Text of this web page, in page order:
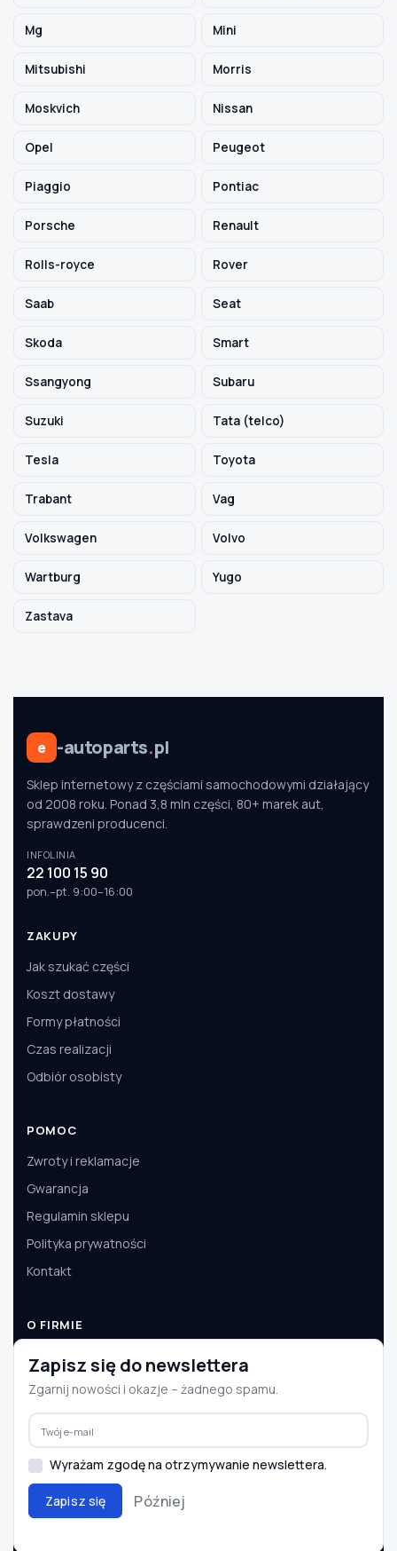
Mg Mini
Mitsubishi Morris
Moskvich Nissan
Opel Peugeot
Piaggio Pontiac
Porsche Renault
Rolls-royce Rover
Saab Seat
Skoda Smart
Ssangyong Subaru
Suzuki Tata (telco)
Tesla Toyota
Trabant Vag
Volkswagen Volvo
Wartburg Yugo
Zastava
e -autoparts.pl
Sklep internetowy z częściami samochodowymi działający
od 2008 roku. Ponad 3,8 mln części, 80+ marek aut,
sprawdzeni producenci.
INFOLINIA
22 100 15 90
pon.–pt. 9:00–16:00
ZAKUPY
Jak szukać części
Koszt dostawy
Formy płatności
Czas realizacji
Odbiór osobisty
POMOC
Zwroty i reklamacje
Gwarancja
Regulamin sklepu
Polityka prywatności
Kontakt
O FIRMIE
O nas
Dane firmy
Aktualności
Współpraca B2B
© 2008–2026 e-autoparts.pl · Wszelkie prawa zastrzeżone
Zapisz się do newslettera
Zgarnij nowości i okazje – żadnego spamu.
Wyrażam zgodę na otrzymywanie newslettera.
Zapisz się Później